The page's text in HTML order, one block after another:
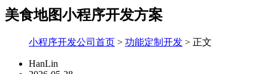
美食地图小程序开发方案
小程序开发公司首页 > 功能定制开发 > 正文
HanLin